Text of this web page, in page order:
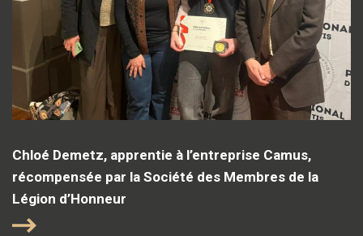
Chloé Demetz, apprentie à l’entreprise Camus,
récompensée par la Société des Membres de la
Légion d’Honneur